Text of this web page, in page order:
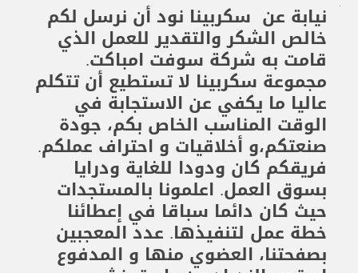
نيابة عن سكربينا نود ​​أن نرسل لكم
خالص الشكر والتقدير للعمل الذي
قامت به شركة سوفت امباكت.
مجموعة سكربينا لا تستطيع أن تتكلم
عاليا ما يكفي عن الاستجابة في
الوقت المناسب الخاص بكم، جودة
صنعتكم،و أخلاقيات و احتراف عملكم.
فريقكم كان ودودا للغاية ودرايا
بسوق العمل. اعلمونا بالمستجدات
حيث كان دائما سباقا في إعطائنا
خطة عمل لتنفيذها. عدد المعجبين
بصفحتنا، العضوي منها و المدفوع